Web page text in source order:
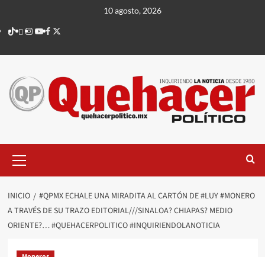
contenido
10 agosto, 2026
TikTok
threads
Instagram
Youtube
Facebook
X
principal
INICIO
#QPMX ECHALE UNA MIRADITA AL CARTÓN DE #LUY #MONERO
A TRAVÉS DE SU TRAZO EDITORIAL///SINALOA? CHIAPAS? MEDIO
ORIENTE?… #QUEHACERPOLITICO #INQUIRIENDOLANOTICIA